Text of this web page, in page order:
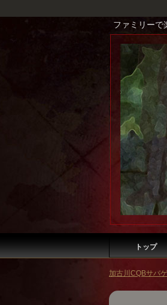
ファミリーで
トップ
加古川CQBサバ